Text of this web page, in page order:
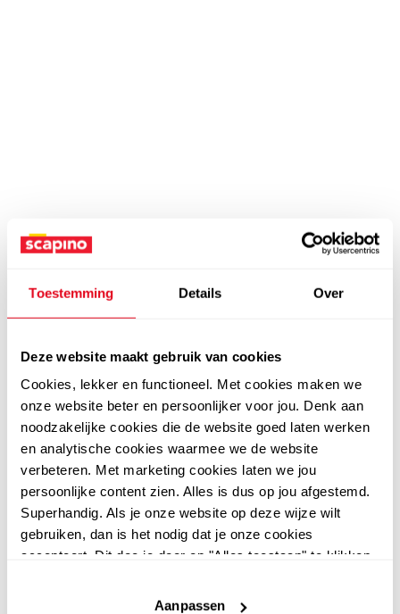
Toestemming Details Over
Deze website maakt gebruik van cookies
Cookies, lekker en functioneel. Met cookies maken we
onze website beter en persoonlijker voor jou. Denk aan
noodzakelijke cookies die de website goed laten werken
en analytische cookies waarmee we de website
verbeteren. Met marketing cookies laten we jou
persoonlijke content zien. Alles is dus op jou afgestemd.
Superhandig. Als je onze website op deze wijze wilt
gebruiken, dan is het nodig dat je onze cookies
accepteert. Dit doe je door op "Alles toestaan" te klikken.
website niet optimaal functioneert.
Aanpassen